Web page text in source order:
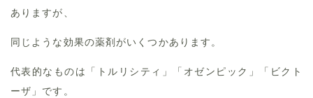
ありますが、
同じような効果の薬剤がいくつかあります。
代表的なものは「トルリシティ」「オゼンピック」「ビクト
ーザ」です。